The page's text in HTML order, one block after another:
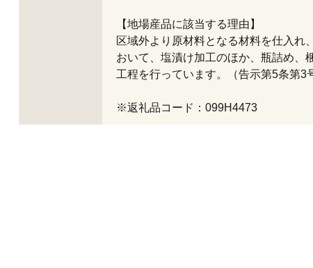
【地場産品に該当する理由】
区域外より原材料となる材料を仕入れ
おいて、塩漬け加工のほか、瓶詰め、
工程を行っています。（告示第5条第3
※返礼品コード：099H4473